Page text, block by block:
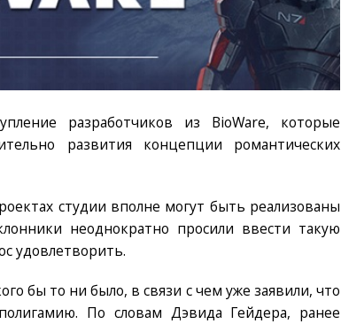
разработчиков из BioWare, которые
развития концепции романтических
студии вполне могут быть реализованы
неоднократно просили ввести такую
удовлетворить.
бы то ни было, в связи с чем уже заявили, что
По словам Дэвида Гейдера, ранее